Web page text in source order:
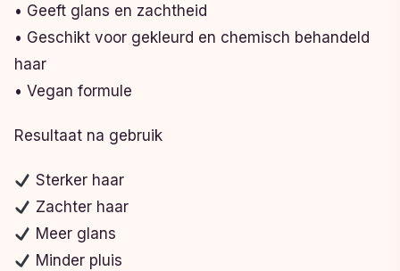
• Geeft glans en zachtheid
• Geschikt voor gekleurd en chemisch behandeld
haar
• Vegan formule
Resultaat na gebruik
Sterker haar
Zachter haar
Meer glans
Minder pluis